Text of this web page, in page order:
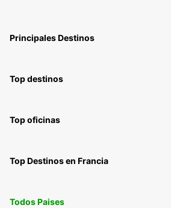
Principales Destinos
Top destinos
Top oficinas
Top Destinos en Francia
Todos Paises